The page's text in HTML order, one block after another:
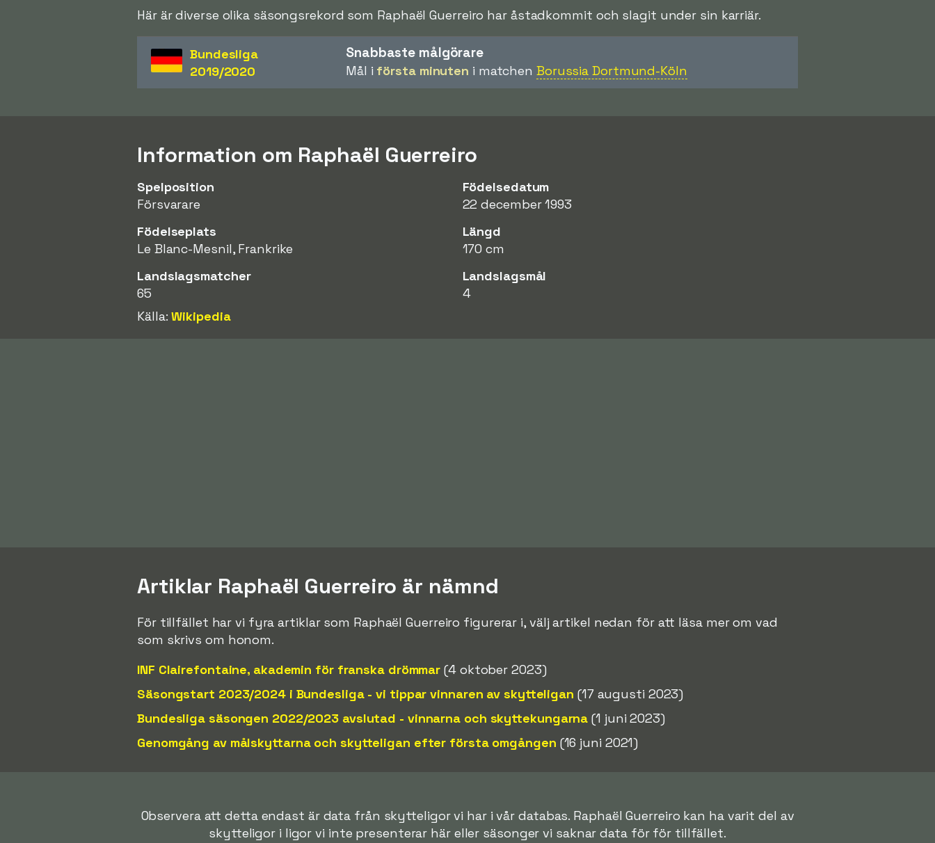
Här är diverse olika säsongsrekord som Raphaël Guerreiro har åstadkommit och slagit under sin karriär.
Bundesliga
2019/2020
Snabbaste målgörare
Mål i första minuten i matchen Borussia Dortmund-Köln
Information om Raphaël Guerreiro
Spelposition
Försvarare
Födelsedatum
22 december 1993
Födelseplats
Le Blanc-Mesnil, Frankrike
Längd
170 cm
Landslagsmatcher
65
Landslagsmål
4
Källa:Wikipedia
Artiklar Raphaël Guerreiro är nämnd
För tillfället har vi fyra artiklar som Raphaël Guerreiro figurerar i, välj artikel nedan för att läsa mer om vad
som skrivs om honom.
INF Clairefontaine, akademin för franska drömmar (4 oktober 2023)
Säsongstart 2023/2024 i Bundesliga - vi tippar vinnaren av skytteligan (17 augusti 2023)
Bundesliga säsongen 2022/2023 avslutad - vinnarna och skyttekungarna (1 juni 2023)
Genomgång av målskyttarna och skytteligan efter första omgången (16 juni 2021)
Observera att detta endast är data från skytteligor vi har i vår databas. Raphaël Guerreiro kan ha varit del av
skytteligor i ligor vi inte presenterar här eller säsonger vi saknar data för för tillfället.